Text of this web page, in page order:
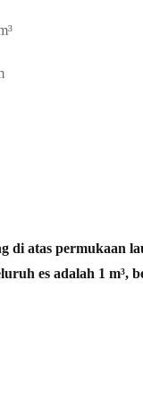
di atas permukaan
es adalah 1 m³,